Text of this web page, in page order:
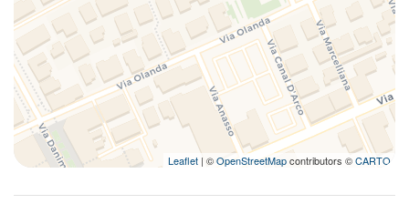
Leaflet | ©OpenStreetMapcontributors ©CARTO